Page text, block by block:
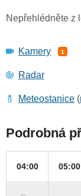
Nepřehlédněte z
Kamery 1
Radar
Meteostanice (
Podrobná
04:00 05:00